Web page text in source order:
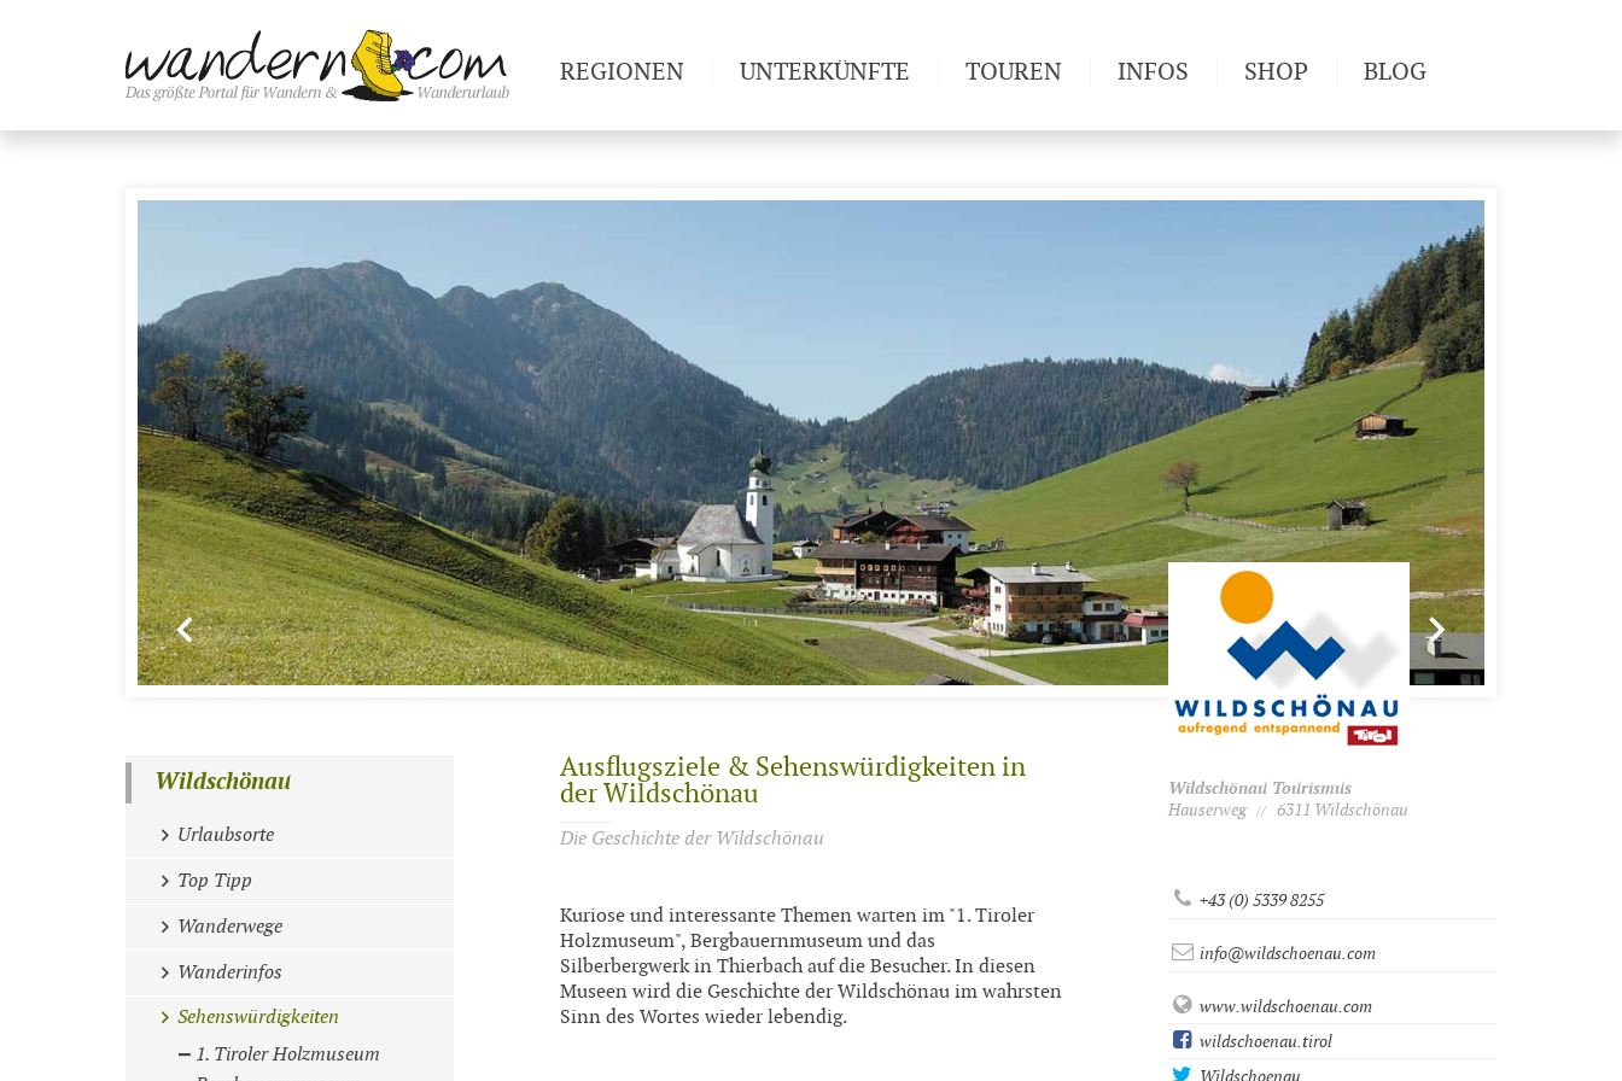
Ausflugsziele & Sehenswürdigkeiten in
der Wildschönau
Die Geschichte der Wildschönau
Kuriose und interessante Themen warten im "1. Tiroler
Holzmuseum", Bergbauernmuseum und das
Silberbergwerk in Thierbach auf die Besucher. In diesen
Museen wird die Geschichte der Wildschönau im wahrsten
Sinn des Wortes wieder lebendig.
Wildschönau Tourismus
Hauserweg // 6311 Wildschönau
+43 (0) 5339 8255
info@wildschoenau.com
www.wildschoenau.com
wildschoenau.tirol
Wildschoenau
Wildschönau
Urlaubsorte
Top Tipp
Wanderwege
Wanderinfos
Sehenswürdigkeiten
1. Tiroler Holzmuseum
REGIONEN UNTERKÜNFTE TOUREN INFOS SHOP BLOG